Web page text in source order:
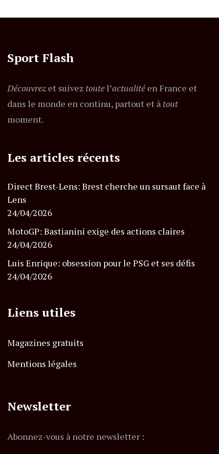
Sport Flash
Découvrez et suivez toutel’actualitéen France et
dans le monde en continu, partout et à tout
moment.
Les articles récents
Direct Brest-Lens: Brest cherche un sursaut face à
Lens
24/04/2026
MotoGP: Bastianini exige des actions claires
24/04/2026
Luis Enrique: obsession pour le PSG et ses défis
24/04/2026
Liens utiles
Magazines gratuits
Mentions légales
Newsletter
Abonnez-vous à notre newsletter :